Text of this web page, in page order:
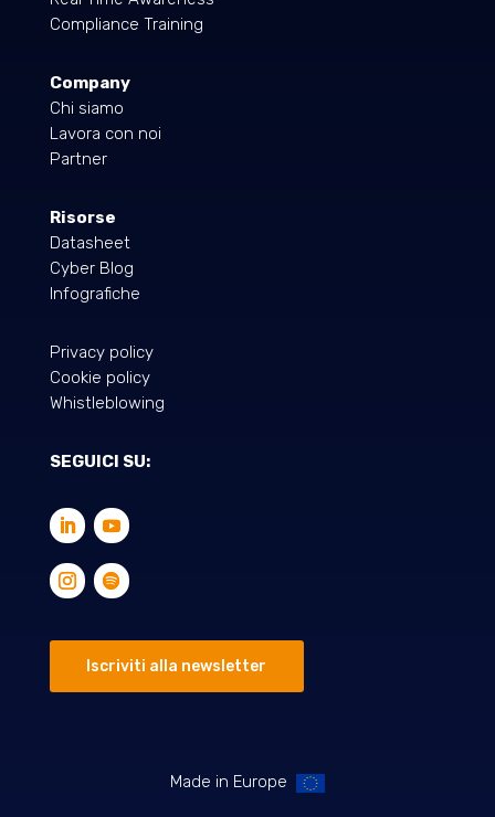
Compliance Training
Company
Chi siamo
Lavora con noi
Partner
Risorse
Datasheet
Cyber Blog
Infografiche
Privacy policy
Cookie policy
Whistleblowing
SEGUICI SU:
Iscriviti alla newsletter
Made in Europe